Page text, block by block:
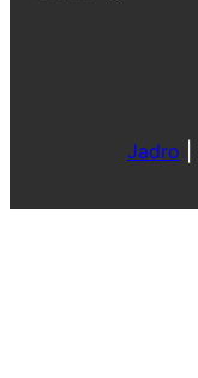
Jadro